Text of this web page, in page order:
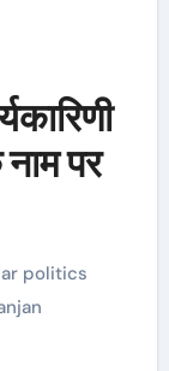
पर
politics